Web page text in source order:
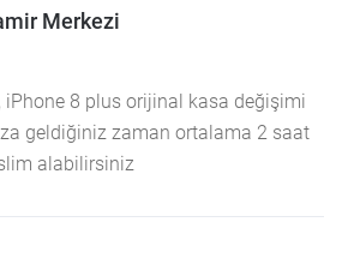
Merkezi
iPhone 8 plus orijinal kasa değişimi
geldiğiniz zaman ortalama 2 saat
alabilirsiniz